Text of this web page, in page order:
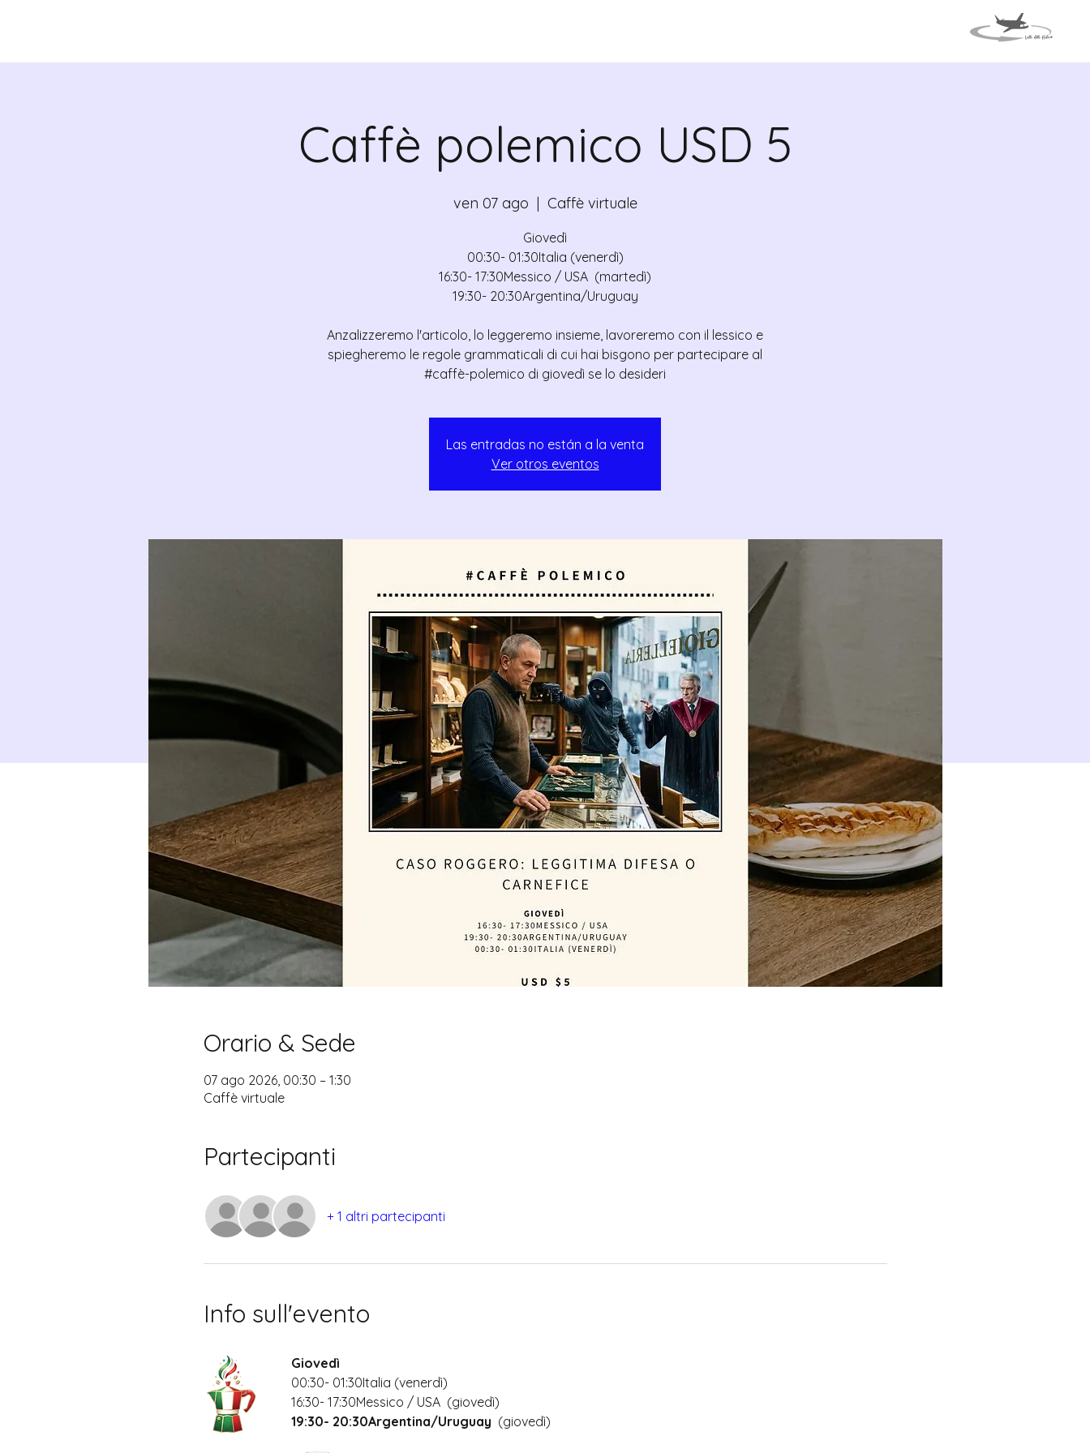
Caffè polemico USD 5
ven 07 ago
  |
Caffè virtuale
Giovedì
00:30- 01:30Italia (venerdì)
16:30- 17:30Messico / USA (martedì)
19:30- 20:30Argentina/Uruguay
Anzalizzeremo l'articolo, lo leggeremo insieme, lavoreremo con il lessico e
spiegheremo le regole grammaticali di cui hai bisgono per partecipare al
#caffè-polemico di giovedì se lo desideri
Las entradas no están a la venta
Ver otros eventos
Orario & Sede
07 ago 2026, 00:30 – 1:30
Caffè virtuale
Partecipanti
+ 1 altri partecipanti
Info sull'evento
Giovedì
00:30- 01:30Italia (venerdì)
16:30- 17:30Messico / USA  (giovedì)
19:30- 20:30Argentina/Uruguay (giovedì)